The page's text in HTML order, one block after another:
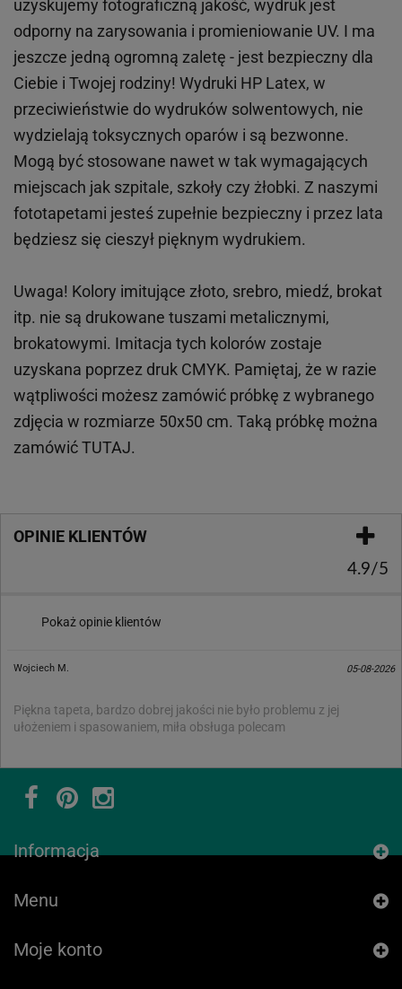
uzyskujemy fotograficzną jakość, wydruk jest
odporny na zarysowania i promieniowanie UV. I ma
jeszcze jedną ogromną zaletę - jest bezpieczny dla
Ciebie i Twojej rodziny! Wydruki HP Latex, w
przeciwieństwie do wydruków solwentowych, nie
wydzielają toksycznych oparów i są bezwonne.
Mogą być stosowane nawet w tak wymagających
miejscach jak szpitale, szkoły czy żłobki. Z naszymi
fototapetami jesteś zupełnie bezpieczny i przez lata
będziesz się cieszył pięknym wydrukiem.
Uwaga! Kolory imitujące złoto, srebro, miedź, brokat
itp. nie są drukowane tuszami metalicznymi,
brokatowymi. Imitacja tych kolorów zostaje
uzyskana poprzez druk CMYK. Pamiętaj, że w razie
wątpliwości możesz zamówić próbkę z wybranego
zdjęcia w rozmiarze 50x50 cm. Taką próbkę można
zamówićTUTAJ.
OPINIE KLIENTÓW
4.9/5
Pokaż opinie klientów
Wojciech M. 05-08-2026
Piękna tapeta, bardzo dobrej jakości nie było problemu z jej
ułożeniem i spasowaniem, miła obsługa polecam
Informacja
Menu
Moje konto